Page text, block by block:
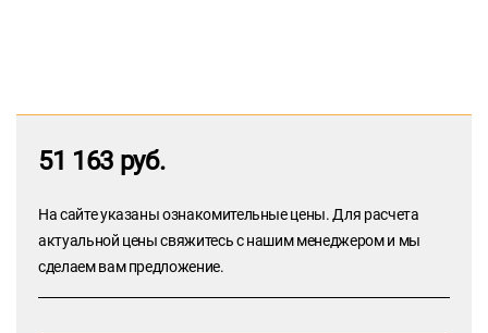
51 163 руб.
На сайте указаны ознакомительные цены. Для расчета
актуальной цены свяжитесь с нашим менеджером и мы
сделаем вам предложение.